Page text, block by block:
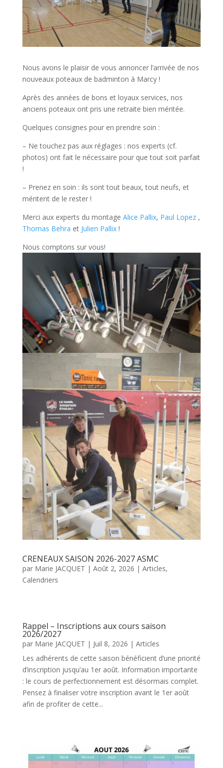
Nous avons le plaisir de vous annoncer l’arrivée de nos
nouveaux poteaux de badminton à Marcy !
Après des années de bons et loyaux services, nos
anciens poteaux ont pris une retraite bien méritée.
Quelques consignes pour en prendre soin :
– Ne touchez pas aux réglages : nos experts (cf.
photos) ont fait le nécessaire pour que tout soit parfait
!
– Prenez en soin : ils sont tout beaux, tout neufs, et
méritent de le rester !
Merci aux experts du montage Alice Pallix, Paul Lopez,
Thomas Behra et Julien Pallix!
Nous comptons sur vous!
CRENEAUX SAISON 2026-2027 ASMC
par Marie JACQUET | Août 2, 2026 | Articles,
Calendriers
Rappel – Inscriptions aux cours saison
2026/2027
par Marie JACQUET | Juil 8, 2026 | Articles
Les adhérents de cette saison bénéficient d’une priorité
d’inscription jusqu’au 1er août. Information importante
: le cours de perfectionnement est désormais complet.
Pensez à finaliser votre inscription avant le 1er août
afin de profiter de cette...